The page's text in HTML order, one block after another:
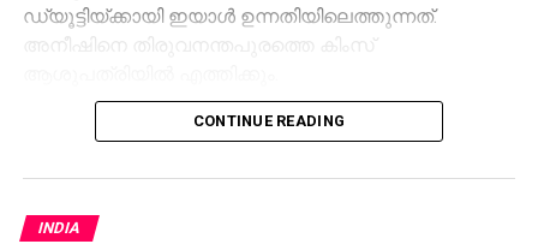
ഡ്യൂട്ടിയ്ക്കായി ഇയാൾ ഉന്നതിയിലെത്തുന്നത്.
അനീഷിനെ തിരുവനന്തപുരത്തെ കിംസ്
CONTINUE READING
INDIA